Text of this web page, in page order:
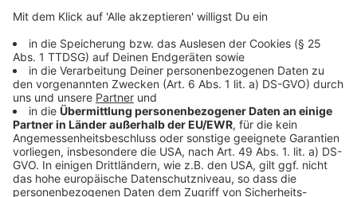
Adresse: Fichtenstraße 40, 40233 Düsseldorf
Mehr zakk Geschichte
Hier geht es zu unserem Veranstaltungskalender
Mehr News aus der Stadt
Anzeige